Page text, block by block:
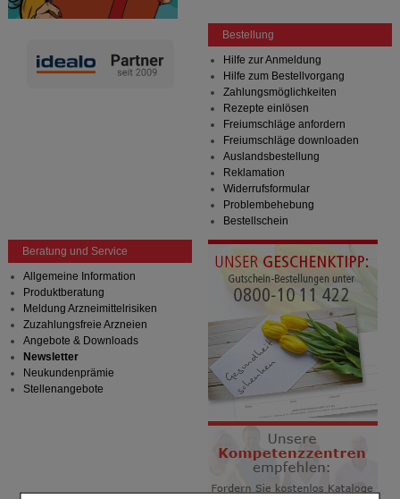
Bestellung
Hilfe zur Anmeldung
Hilfe zum Bestellvorgang
Zahlungsmöglichkeiten
Rezepte einlösen
Freiumschläge anfordern
Freiumschläge downloaden
Auslandsbestellung
Reklamation
Widerrufsformular
Problembehebung
Bestellschein
Beratung und Service
Allgemeine Information
Produktberatung
Meldung Arzneimittelrisiken
Zuzahlungsfreie Arzneien
Angebote & Downloads
Newsletter
Neukundenprämie
Stellenangebote